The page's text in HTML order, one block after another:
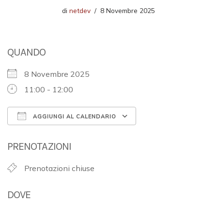
di netdev 8 Novembre 2025
QUANDO
8 Novembre 2025
11:00 - 12:00
AGGIUNGI AL CALENDARIO
PRENOTAZIONI
Prenotazioni chiuse
DOVE